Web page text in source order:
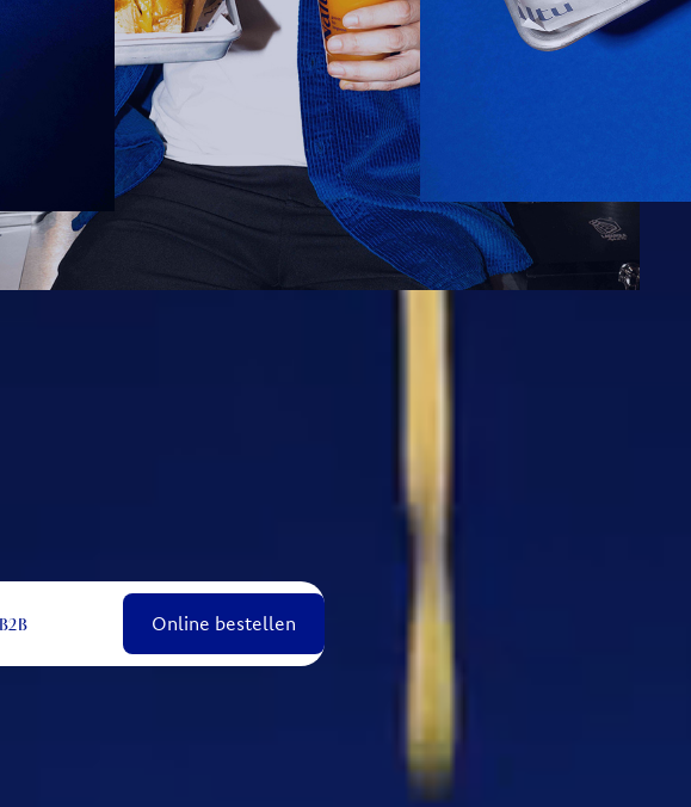
B2B Online bestellen
NALTU World
Food – frisch zubereitet, bewusst kombiniert und auf das